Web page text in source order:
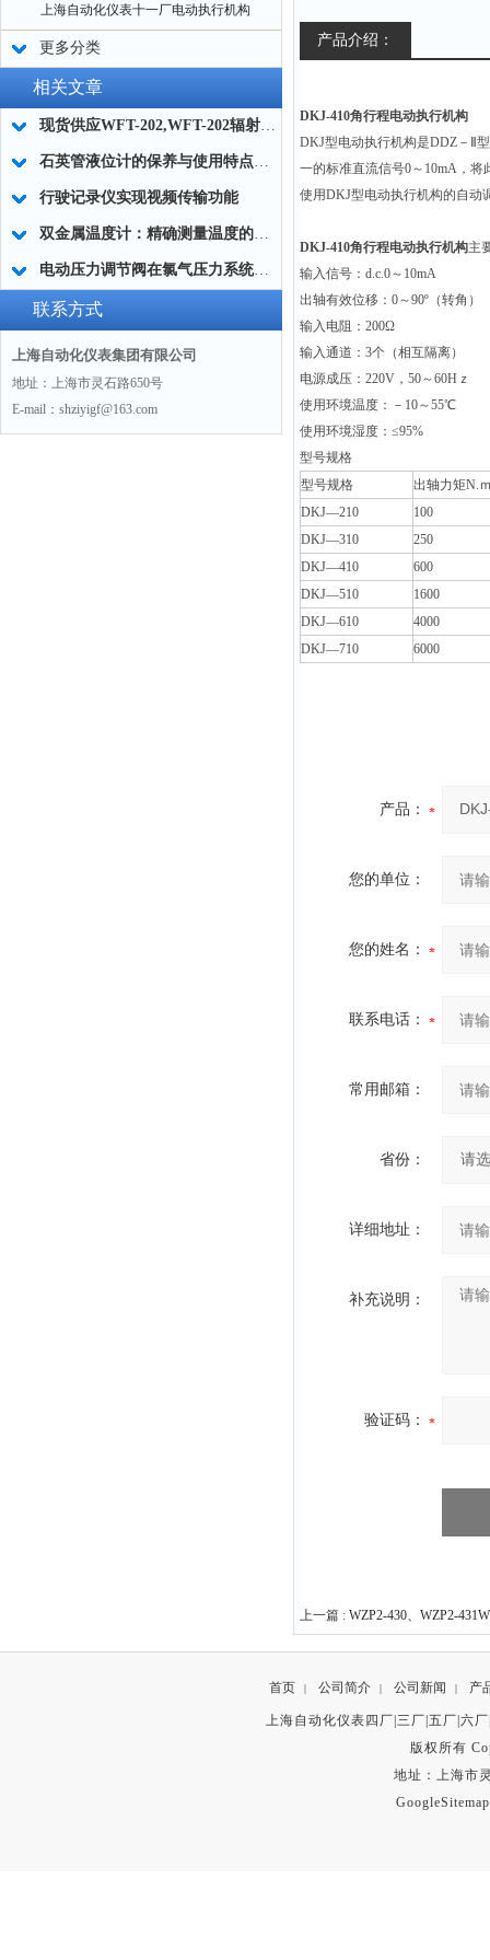
上海自动化仪表十一厂电动执行机构
更多分类
相关文章
现货供应WFT-202,WFT-202辐射高温计
石英管液位计的保养与使用特点都有哪些注意的
行驶记录仪实现视频传输功能
双金属温度计：精确测量温度的利器
电动压力调节阀在氯气压力系统中的应用
联系方式
上海自动化仪表集团有限公司
地址：上海市灵石路650号
E-mail：shziyigf@163.com
产品介绍：
DKJ-410角行程电动执行机构
DKJ型电动执行机构是DDZ－Ⅱ
一的标准直流信号0～10mA，
使用DKJ型电动执行机构的自动
DKJ-410角行程电动执行机构主
输入信号：d.c.0～10mA
出轴有效位移：0～90º（转角）
输入电阻：200Ω
输入通道：3个（相互隔离）
电源成压：220V，50～60Hｚ
使用环境温度：－10～55℃
使用环境湿度：≤95%
型号规格
型号规格
出轴力矩N.
DKJ—210
100
DKJ—310
250
DKJ—410
600
DKJ—510
1600
DKJ—610
4000
DKJ—710
6000
产品：
您的单位：
您的姓名：
联系电话：
常用邮箱：
省份：
详细地址：
补充说明：
验证码：
上一篇 : WZP2-430、WZP2-
首页 | 公司简介 | 公司新闻 | 产
上海自动化仪表四厂|三厂|五厂|六
版权所有
地址：上海市
GoogleSitemap